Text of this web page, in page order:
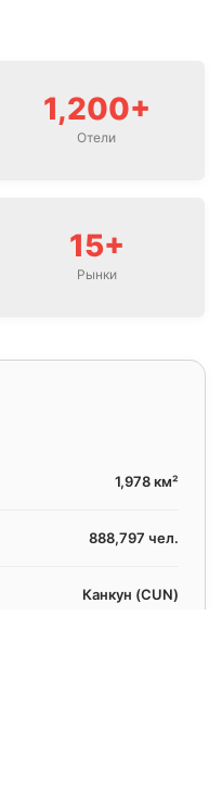
1,200+
Отели
15+
Рынки
1,978 км²
888,797 чел.
Канкун (CUN)